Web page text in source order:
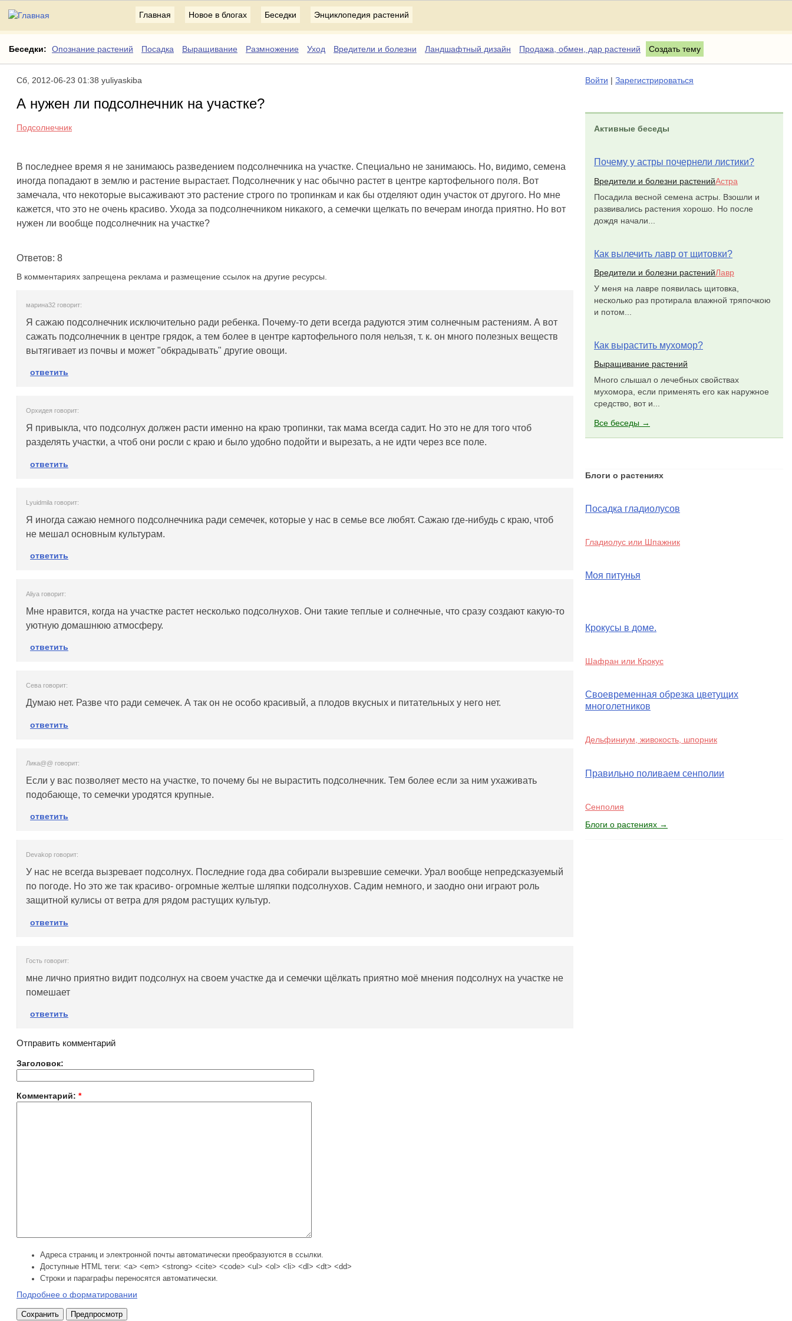
Главная Новое в блогах Беседки Энциклопедия растений
Беседки: Опознание растений Посадка Выращивание Размножение Уход Вредители и болезни Ландшафтный дизайн Продажа, обмен, дар растений Создать тему
Сб, 2012-06-23 01:38 yuliyaskiba
А нужен ли подсолнечник на участке?
Подсолнечник
В последнее время я не занимаюсь разведением подсолнечника на участке. Специально не занимаюсь. Но, видимо, семена
иногда попадают в землю и растение вырастает. Подсолнечник у нас обычно растет в центре картофельного поля. Вот
замечала, что некоторые высаживают это растение строго по тропинкам и как бы отделяют один участок от другого. Но мне
кажется, что это не очень красиво. Ухода за подсолнечником никакого, а семечки щелкать по вечерам иногда приятно. Но вот
нужен ли вообще подсолнечник на участке?
Ответов: 8
В комментариях запрещена реклама и размещение ссылок на другие ресурсы.
марина32 говорит:
Я сажаю подсолнечник исключительно ради ребенка. Почему-то дети всегда радуются этим солнечным растениям. А вот
сажать подсолнечник в центре грядок, а тем более в центре картофельного поля нельзя, т. к. он много полезных веществ
вытягивает из почвы и может "обкрадывать" другие овощи.
ответить
Орхидея говорит:
Я привыкла, что подсолнух должен расти именно на краю тропинки, так мама всегда садит. Но это не для того чтоб
разделять участки, а чтоб они росли с краю и было удобно подойти и вырезать, а не идти через все поле.
ответить
Lyuidmila говорит:
Я иногда сажаю немного подсолнечника ради семечек, которые у нас в семье все любят. Сажаю где-нибудь с краю, чтоб
не мешал основным культурам.
ответить
Aliya говорит:
Мне нравится, когда на участке растет несколько подсолнухов. Они такие теплые и солнечные, что сразу создают какую-то
уютную домашнюю атмосферу.
ответить
Сева говорит:
Думаю нет. Разве что ради семечек. А так он не особо красивый, а плодов вкусных и питательных у него нет.
ответить
Лика@@ говорит:
Если у вас позволяет место на участке, то почему бы не вырастить подсолнечник. Тем более если за ним ухаживать
подобающе, то семечки уродятся крупные.
ответить
Devakop говорит:
У нас не всегда вызревает подсолнух. Последние года два собирали вызревшие семечки. Урал вообще непредсказуемый
по погоде. Но это же так красиво- огромные желтые шляпки подсолнухов. Садим немного, и заодно они играют роль
защитной кулисы от ветра для рядом растущих культур.
ответить
Гость говорит:
мне лично приятно видит подсолнух на своем участке да и семечки щёлкать приятно моё мнения подсолнух на участке не
помешает
ответить
Отправить комментарий
Заголовок:
Комментарий: *
Адреса страниц и электронной почты автоматически преобразуются в ссылки.
Доступные HTML теги: <a> <em> <strong> <cite> <code> <ul> <ol> <li> <dl> <dt> <dd>
Строки и параграфы переносятся автоматически.
Подробнее о форматировании
Войти | Зарегистрироваться
Активные беседы
Почему у астры почернели листики?
Вредители и болезни растенийАстра
Посадила весной семена астры. Взошли и
развивались растения хорошо. Но после
дождя начали...
Как вылечить лавр от щитовки?
Вредители и болезни растенийЛавр
У меня на лавре появилась щитовка,
несколько раз протирала влажной тряпочкою
и потом...
Как вырастить мухомор?
Выращивание растений
Много слышал о лечебных свойствах
мухомора, если применять его как наружное
средство, вот и...
Все беседы →
Блоги о растениях
Посадка гладиолусов
Гладиолус или Шпажник
Моя питунья
Крокусы в доме.
Шафран или Крокус
Своевременная обрезка цветущих
многолетников
Дельфиниум, живокость, шпорник
Правильно поливаем сенполии
Сенполия
Блоги о растениях →